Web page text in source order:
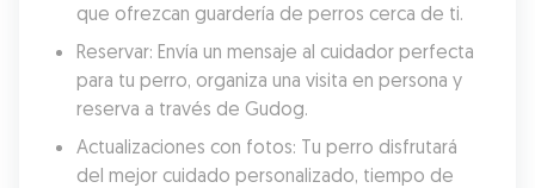
que ofrezcan guardería de perros cerca de ti.
Reservar: Envía un mensaje al cuidador perfecta
para tu perro, organiza una visita en persona y
reserva a través de Gudog.
Actualizaciones con fotos: Tu perro disfrutará
del mejor cuidado personalizado, tiempo de